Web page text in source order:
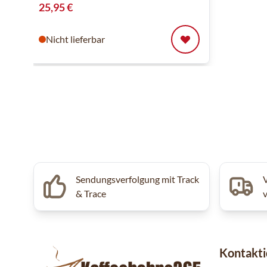
25,95 €
Nicht lieferbar
Sendungsverfolgung mit Track
& Trace